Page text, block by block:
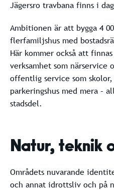
Jägersro travbana finns i
Ambitionen är att bygga 4
flerfamiljshus med
Här kommer också att
verksamhet som närservice
offentlig service som
parkeringshus med mera –
stadsdel.
Natur, teknik
Områdets nuvarande
och annat idrottsliv och på